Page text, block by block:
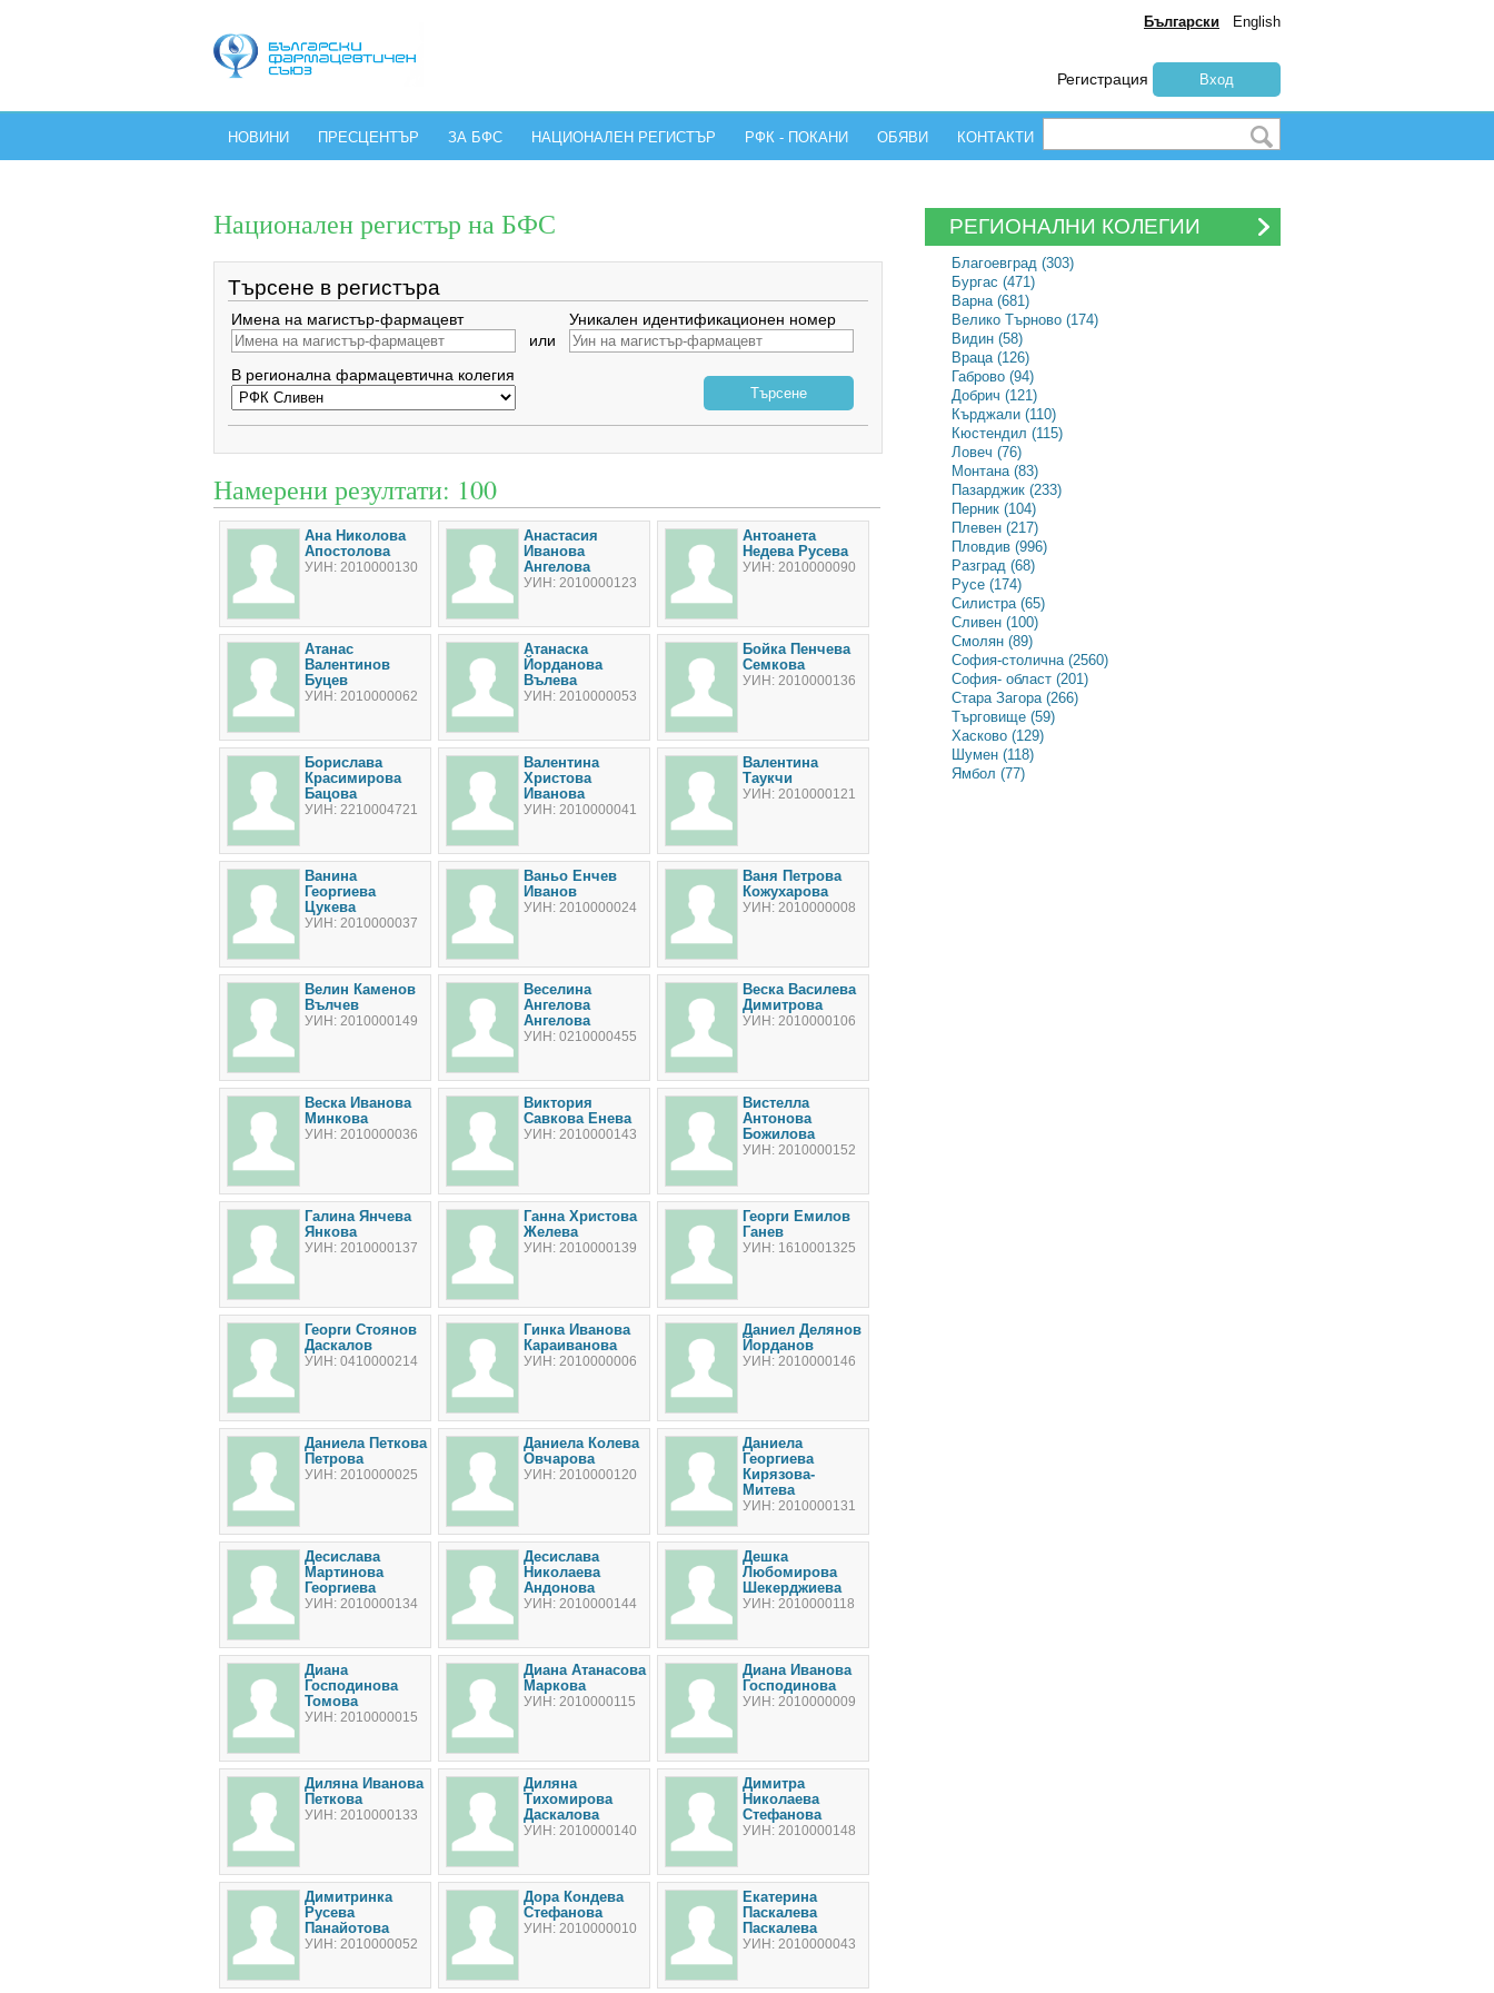
Български English
Регистрация Вход
НОВИНИ ПРЕСЦЕНТЪР ЗА БФС НАЦИОНАЛЕН РЕГИСТЪР РФК - ПОКАНИ ОБЯВИ КОНТАКТИ
Национален регистър на БФС
Търсене в регистъра
Имена на магистър-фармацевт
или
Уникален идентификационен номер
В регионална фармацевтична колегия
Търсене
Намерени резултати: 100
Ана Николова
Апостолова
УИН: 2010000130
Анастасия
Иванова
Ангелова
УИН: 2010000123
Антоанета
Недева Русева
УИН: 2010000090
Атанас
Валентинов
Буцев
УИН: 2010000062
Атанаска
Йорданова
Вълева
УИН: 2010000053
Бойка Пенчева
Семкова
УИН: 2010000136
Борислава
Красимирова
Бацова
УИН: 2210004721
Валентина
Христова
Иванова
УИН: 2010000041
Валентина
Таукчи
УИН: 2010000121
Ванина
Георгиева
Цукева
УИН: 2010000037
Ваньо Енчев
Иванов
УИН: 2010000024
Ваня Петрова
Кожухарова
УИН: 2010000008
Велин Каменов
Вълчев
УИН: 2010000149
Веселина
Ангелова
Ангелова
УИН: 0210000455
Веска Василева
Димитрова
УИН: 2010000106
Веска Иванова
Минкова
УИН: 2010000036
Виктория
Савкова Енева
УИН: 2010000143
Вистелла
Антонова
Божилова
УИН: 2010000152
Галина Янчева
Янкова
УИН: 2010000137
Ганна Христова
Желева
УИН: 2010000139
Георги Емилов
Ганев
УИН: 1610001325
Георги Стоянов
Даскалов
УИН: 0410000214
Гинка Иванова
Караиванова
УИН: 2010000006
Даниел Делянов
Йорданов
УИН: 2010000146
Даниела Петкова
Петрова
УИН: 2010000025
Даниела Колева
Овчарова
УИН: 2010000120
Даниела
Георгиева
Кирязова-
Митева
УИН: 2010000131
Десислава
Мартинова
Георгиева
УИН: 2010000134
Десислава
Николаева
Андонова
УИН: 2010000144
Дешка
Любомирова
Шекерджиева
УИН: 2010000118
Диана
Господинова
Томова
УИН: 2010000015
Диана Атанасова
Маркова
УИН: 2010000115
Диана Иванова
Господинова
УИН: 2010000009
Диляна Иванова
Петкова
УИН: 2010000133
Диляна
Тихомирова
Даскалова
УИН: 2010000140
Димитра
Николаева
Стефанова
УИН: 2010000148
Димитринка
Русева
Панайoтова
УИН: 2010000052
Дора Кондева
Стефанова
УИН: 2010000010
Екатерина
Паскалева
Паскалева
УИН: 2010000043
РЕГИОНАЛНИ КОЛЕГИИ
Благоевград (303)
Бургас (471)
Варна (681)
Велико Търново (174)
Видин (58)
Враца (126)
Габрово (94)
Добрич (121)
Кърджали (110)
Кюстендил (115)
Ловеч (76)
Монтана (83)
Пазарджик (233)
Перник (104)
Плевен (217)
Пловдив (996)
Разград (68)
Русе (174)
Силистра (65)
Сливен (100)
Смолян (89)
София-столична (2560)
София- област (201)
Стара Загора (266)
Търговище (59)
Хасково (129)
Шумен (118)
Ямбол (77)